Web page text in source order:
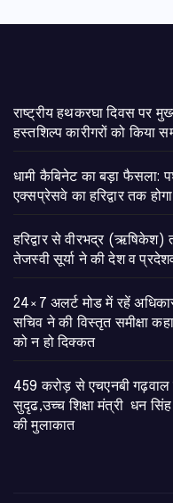
राष्ट्रीय हथकरघा दिवस पर
हस्तशिल्प कारीगरों को किया
​धामी कैबिनेट का बड़ा फैसला:
एक्सप्रेसवे का हरिद्वार तक होगा
​हरिद्वार से वीरभद्र
तेजस्वी सूर्या ने की देश व
24×7 अलर्ट मोड में रहें
सचिव ने की विस्तृत समीक्षा
को न हो दिक्कत
459 करोड़ से एचएनबी गढ़वाल
सुदृढ,उच्च शिक्षा मंत्री धन
की मुलाकात